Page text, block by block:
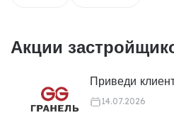
Акции
Приведи
14.07.2026